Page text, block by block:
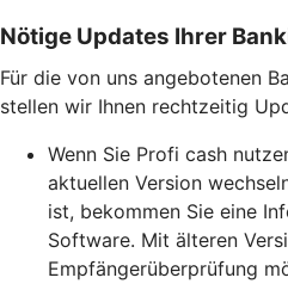
Nötige Updates Ihrer
Für die von uns angebotenen
stellen wir Ihnen rechtzeitig
Wenn Sie Profi cash
aktuellen Version
ist, bekommen Sie eine
Software. Mit älteren
Empfängerüberprüfung